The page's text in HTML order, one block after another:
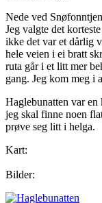
Nede ved
Jeg valgte det
ikke det var et dårlig
hele veien i ei bratt
ruta går i et litt mer
gang. Jeg kom meg i
Haglebunatten var
jeg skal finne noen
prøve seg litt i helga.
Kart:
Bilder: